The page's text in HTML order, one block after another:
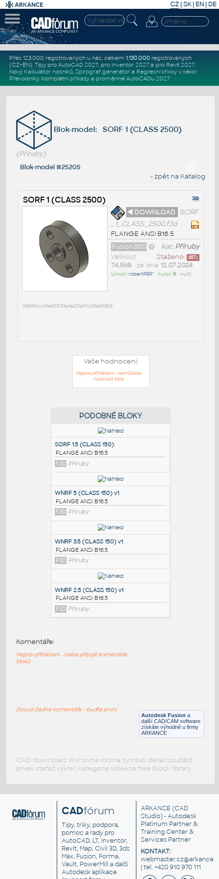
CZ | SK| EN | DE
Přes 123.000 registrovaných u nás, celkem 1.130.000registrovaných
(CZ+EN). Tipy pro AutoCAD 2027, pro Inventor 2027a pro Revit 2027.
Nový Kalkulátor nosníků, Spirograf generátor a Regresní křivkyv sekci
Převodníky. Kompletní příkazya proměnné AutoCADu 2027.
Blok-model: SORF 1 (CLASS 2500)
(Příruby)
Blok-model #25205
« zpět na Katalog
SORF 1 (CLASS 2500)
◄ DOWNLOAD SORF
_1_CLASS_2500.f3d
FLANGE ANSI B16.5
kat:Příruby
Fusion360
Staženo: 457x
Velikost
74,5kB• ze dne 12.07.2024
Umístil:robertPER^ • Autor: R• md5:
00b95cc10e92970e4e23e5fc38ef60b5
Vaše hodnocení:
Nejste přihlášeni - nemůžete
hodnotit blok
PODOBNÉ BLOKY
SORF 1.5 (CLASS 150):
FLANGE ANSI B16.5
F3D Příruby
WNRF 5 (CLASS 150) v1
FLANGE ANSI B16.5
F3D Příruby
Příruby
Autodesk Fusion a
další CAD/CAM software
získáte výhodně u firmy
ARKANCE
Komentáře:
Nejste přihlášeni - nelze připojit komentáře
bloků
Dosud žádné komentáře - buďte první
CAD download: knihovna rodina symbol detail součást
prvek stafáž výkres kategorie kolekce free block library
CADfórum
Tipy, triky, podpora,
pomoc a rady pro
AutoCAD, LT, Inventor,
Revit, Map, Civil 3D, 3ds
Max, Fusion, Forma,
Vault, PowerMill a další
Autodesk aplikace
ARKANCE (CAD
Studio) - Autodesk
Platinum Partner &
Training Center &
Services Partner
KONTAKT:
| tel. +420 910 970 111